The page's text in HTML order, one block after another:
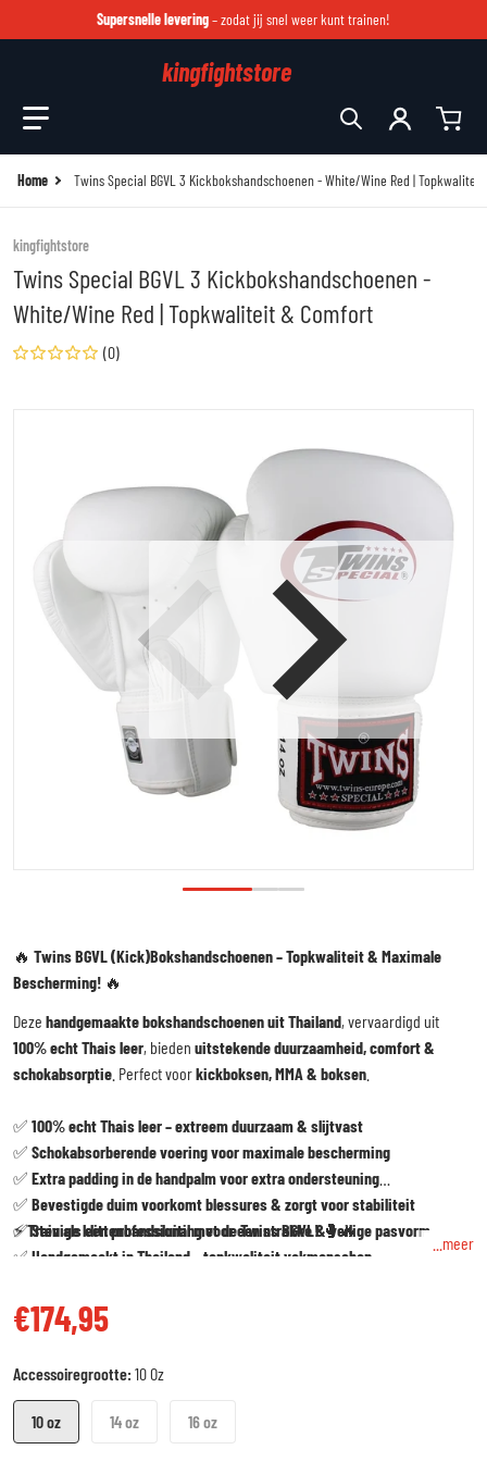
Supersnelle levering– zodat jij snel weer kunt trainen!
kingfightstore
Home Twins Special BGVL 3 Kickbokshandschoenen - White/Wine Red |
Open media 1 in galerijweergave
kingfightstore
Twins Special BGVL 3 Kickbokshandschoenen -
White/Wine Red | Topkwaliteit & Comfort
(0)
🔥 Twins BGVL (Kick)Bokshandschoenen – Topkwaliteit & Maximale
Bescherming! 🔥
Deze handgemaakte bokshandschoenen uit Thailand, vervaardigd uit
100% echt Thais leer, bieden uitstekende duurzaamheid, comfort &
schokabsorptie . Perfect voorkickboksen, MMA & boksen
✅ 100% echt Thais leer – extreem duurzaam & slijtvast
✅ Schokabsorberende voering voor maximale bescherming
✅ Extra padding in de handpalm voor extra ondersteuning
✅ Bevestigde duim voorkomt blessures & zorgt voor stabiliteit
✅Stevige klittenbandsluiting voor een strakke & veilige pasvorm
✅ Handgemaakt in Thailand – topkwaliteit vakmanschap
⚡Train als een professional met de Twins BGVL!🥊🔥
...meer
€174,95
Accessoiregrootte: 10 Oz
10 oz 14 oz 16 oz